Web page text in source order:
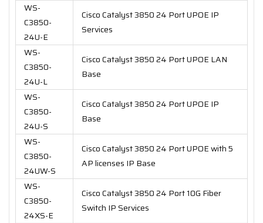
WS-
C3850-
24U-E
Cisco Catalyst 3850 24 Port UPOE IP
Services
WS-
C3850-
24U-L
Cisco Catalyst 3850 24 Port UPOE LAN
Base
WS-
C3850-
24U-S
Cisco Catalyst 3850 24 Port UPOE IP
Base
WS-
C3850-
24UW-S
Cisco Catalyst 3850 24 Port UPOE with 5
AP licenses IP Base
WS-
C3850-
24XS-E
Cisco Catalyst 3850 24 Port 10G Fiber
Switch IP Services